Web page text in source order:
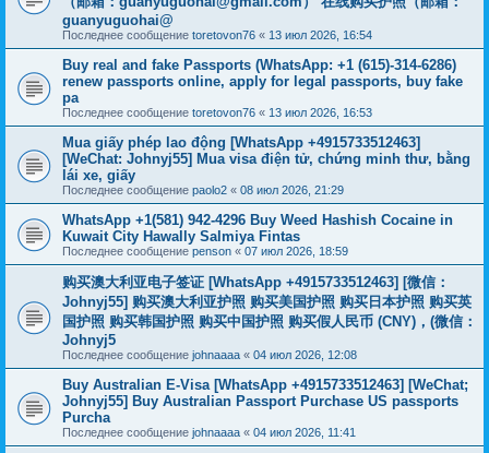
guanyuguohai@
Последнее сообщение toretovon76 « 13 июл 2026, 16:54
Buy real and fake Passports (WhatsApp: +1 (615)-314-6286)
renew passports online, apply for legal passports, buy fake
pa
Последнее сообщение toretovon76 « 13 июл 2026, 16:53
Mua giấy phép lao động [WhatsApp +4915733512463]
[WeChat: Johnyj55] Mua visa điện tử, chứng minh thư, bằng
lái xe, giấy
Последнее сообщение paolo2 « 08 июл 2026, 21:29
WhatsApp +1(581) 942-4296 Buy Weed Hashish Cocaine in
Kuwait City Hawally Salmiya Fintas
Последнее сообщение penson « 07 июл 2026, 18:59
购买澳大利亚电子签证 [WhatsApp +4915733512463] [微信：
Johnyj55] 购买澳大利亚护照 购买美国护照 购买日本护照 购买英
国护照 购买韩国护照 购买中国护照 购买假人民币 (CNY)，(微信：
Johnyj5
Последнее сообщение johnaaaa « 04 июл 2026, 12:08
Buy Australian E-Visa [WhatsApp +4915733512463] [WeChat;
Johnyj55] Buy Australian Passport Purchase US passports
Purcha
Последнее сообщение johnaaaa « 04 июл 2026, 11:41